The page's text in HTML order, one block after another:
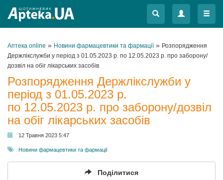
Меню
Меню
Аптека online » Новини фармацевтики та фармації» Розпорядження
Держлікслужби у період з 01.05.2023 р. по 12.05.2023 р. про заборону/
дозвіл на обіг лікарських засобів
Розпорядження Держлікслужби у
період з 01.05.2023 р.
по 12.05.2023 р. про заборону/дозвіл
на обіг лікарських засобів
12 Травня 2023 5:47
Новини фармацевтики та фармації
Поділитися